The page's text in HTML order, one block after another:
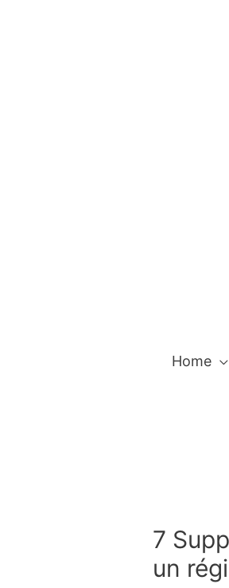
Home
7
un